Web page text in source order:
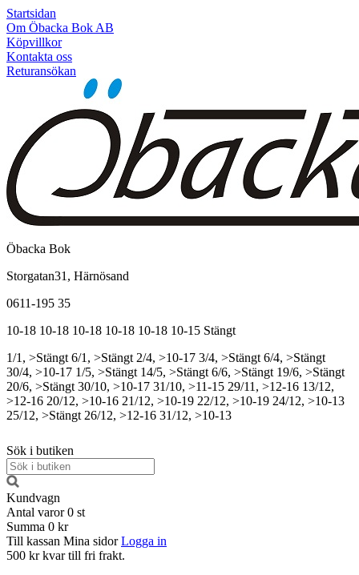
Startsidan
Om Öbacka Bok AB
Köpvillkor
Kontakta oss
Returansökan
Öbacka Bok
Storgatan31, Härnösand
0611-195 35
10-18 10-18 10-18 10-18 10-18 10-15 Stängt
1/1, >Stängt 6/1, >Stängt 2/4, >10-17 3/4, >Stängt 6/4, >Stängt
30/4, >10-17 1/5, >Stängt 14/5, >Stängt 6/6, >Stängt 19/6, >Stängt
20/6, >Stängt 30/10, >10-17 31/10, >11-15 29/11, >12-16 13/12,
>12-16 20/12, >10-16 21/12, >10-19 22/12, >10-19 24/12, >10-13
25/12, >Stängt 26/12, >12-16 31/12, >10-13
Sök i butiken
Kundvagn
Antal varor 0 st
Summa 0 kr
Till kassan Mina sidor Logga in
500 kr kvar till fri frakt.